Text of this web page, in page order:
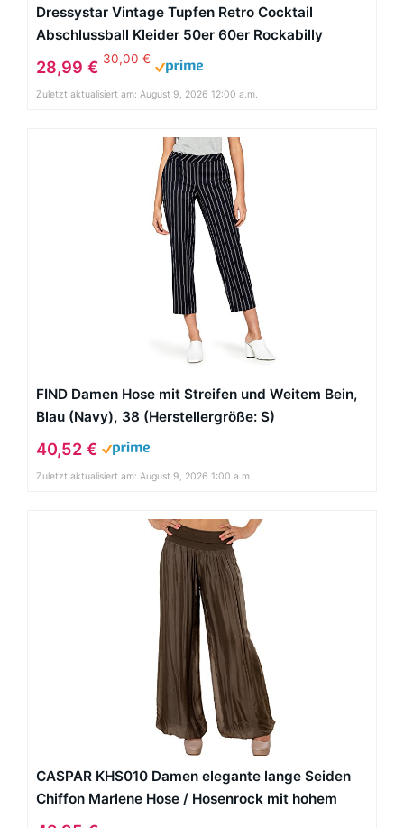
Dressystar Vintage Tupfen Retro Cocktail
Abschlussball Kleider 50er 60er Rockabilly
Neckholder Schädel XS
28,99 € 30,00 €
Zuletzt aktualisiert am: August 9, 2026 12:00 a.m.
FIND Damen Hose mit Streifen und Weitem Bein,
Blau (Navy), 38 (Herstellergröße: S)
40,52 €
Zuletzt aktualisiert am: August 9, 2026 1:00 a.m.
CASPAR KHS010 Damen elegante lange Seiden
Chiffon Marlene Hose / Hosenrock mit hohem
Stretch Bund, Farbe:dunkelbraun